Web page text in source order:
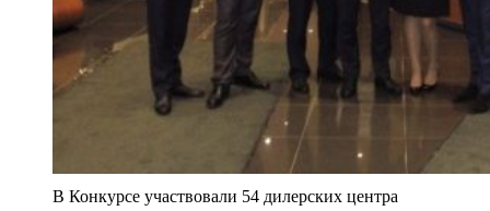
В Конкурсе участвовали 54 дилерских центра